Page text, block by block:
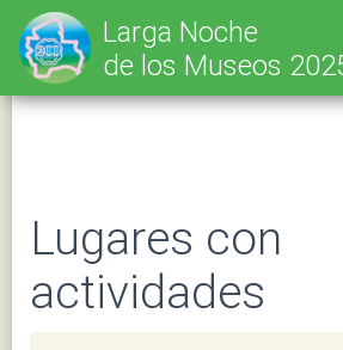
SELECT * FROM tbl_lnm_scz_l25 WHERE
AND cpoCodIgoL25 LIKE 'proyecto-yuca-
cpvNomBreL25 ASC LIMIT 0, 25;
Larga Noche
de los Museos
Lugares con
actividades